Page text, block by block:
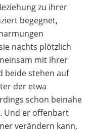
zu ihrer
begegnet,
nachts plötzlich
mit ihrer
beide stehen auf
der etwa
schon beinahe
Und er offenbart
verändern kann,